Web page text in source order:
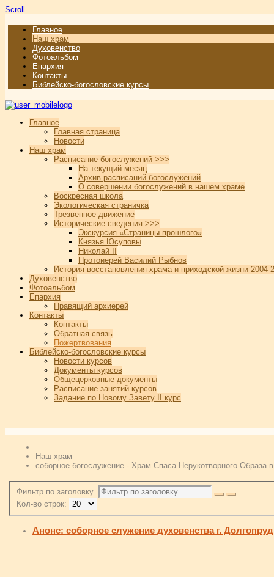
Scroll
Главное
Наш храм
Духовенство
Фотоальбом
Епархия
Контакты
Библейско-богословские курсы
Главное
Главная страница
Новости
Наш храм
Расписание богослужений >>>
На текущий месяц
Архив расписаний богослужений
О совершении богослужений в нашем храме
Воскресная школа
Экологическая страничка
Трезвенное движение
Исторические сведения >>>
Экскурсия «Страницы прошлого»
Князья Юсуповы
Николай II
Протоиерей Василий Рыбнов
История восстановления храма и приходской жизни 2004-
Духовенство
Фотоальбом
Епархия
Правящий архиерей
Контакты
Контакты
Обратная связь
Пожертвования
Библейско-богословские курсы
Новости курсов
Документы курсов
Общецерковные документы
Расписание занятий курсов
Задание по Новому Завету II курс
Наш храм
соборное богослужение - Храм Спаса Нерукотворного Образа
Фильтр по заголовку
Кол-во строк:
Анонс: соборное служение духовенства г.